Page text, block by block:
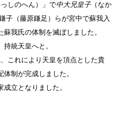
しのへん）」で中大兄皇子（なか
子（藤原鎌足）らが宮中で蘇我入
我氏の体制を滅ぼしました。
統天皇へと。
これにより天皇を頂点とした貴
制が完成しました。
立となりました。